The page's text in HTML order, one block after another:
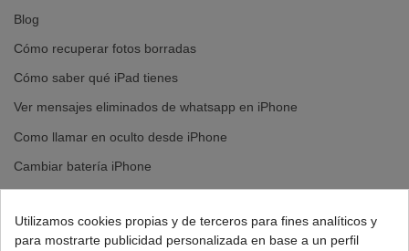
Blog
Cómo recuperar fotos borradas
Cómo saber qué iPad tienes
Ver mensajes eliminados de whatsapp en iPhone
Como llamar en oculto desde iPhone
Cambiar batería iPhone
Utilizamos cookies propias y de terceros para fines analíticos y
para mostrarte publicidad personalizada en base a un perfil